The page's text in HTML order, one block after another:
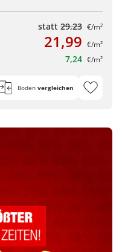
statt 29,23 €/m²
21,99 €/m²
7,24 €/m²
Boden vergleichen